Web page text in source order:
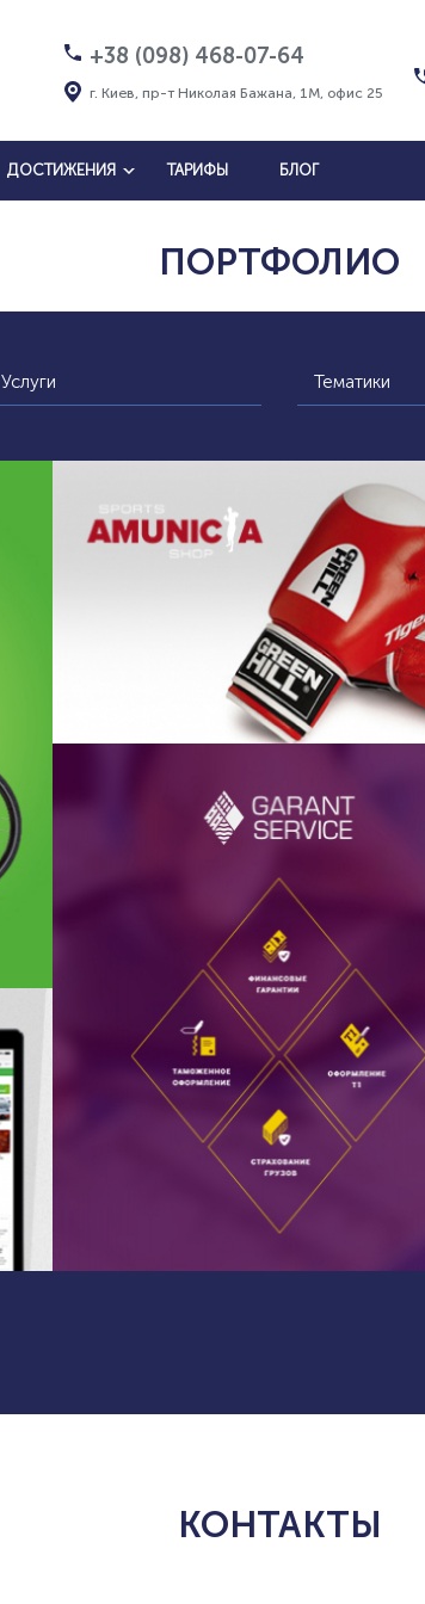
+38 (098) 468-07-64
г. Киев, пр-т Николая Бажана, 1М, офис 25
ДОСТИЖЕНИЯ ТАРИФЫ БЛОГ
ПОРТФОЛИО
Услуги Тематики
КОНТАКТЫ